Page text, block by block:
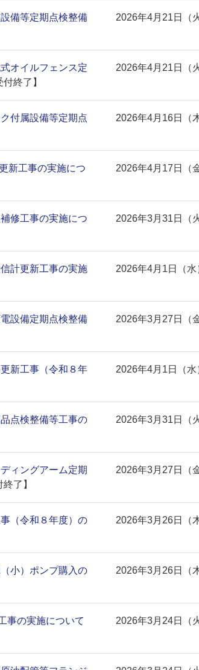
備等定期点検整備
2026年4月21日（
オイルフェンス定
付終了】
2026年4月21日（
付属設備等定期点
2026年4月16日（
新工事の実施につ
2026年4月17日（
修工事の実施につ
2026年3月31日（
計更新工事の実施
2026年4月1日（水
設備定期点検整備
2026年3月27日（
新工事（令和８年
2026年4月1日（水
点検整備等工事の
2026年3月31日（
ィングアーム定期
終了】
2026年3月27日（
（令和８年度）の
2026年3月26日（
小）ポンプ購入の
2026年3月26日（
事の実施について
2026年3月24日（